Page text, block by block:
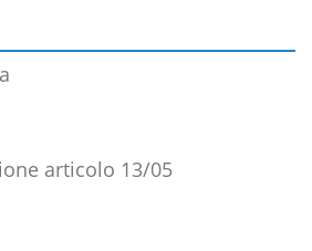
articolo 13/05